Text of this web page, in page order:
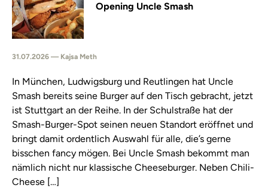
Opening Uncle Smash
31.07.2026 — Kajsa Meth
In München, Ludwigsburg und Reutlingen hat Uncle
Smash bereits seine Burger auf den Tisch gebracht, jetzt
ist Stuttgart an der Reihe. In der Schulstraße hat der
Smash-Burger-Spot seinen neuen Standort eröffnet und
bringt damit ordentlich Auswahl für alle, die’s gerne
bisschen fancy mögen. Bei Uncle Smash bekommt man
nämlich nicht nur klassische Cheeseburger. Neben Chili-
Cheese […]